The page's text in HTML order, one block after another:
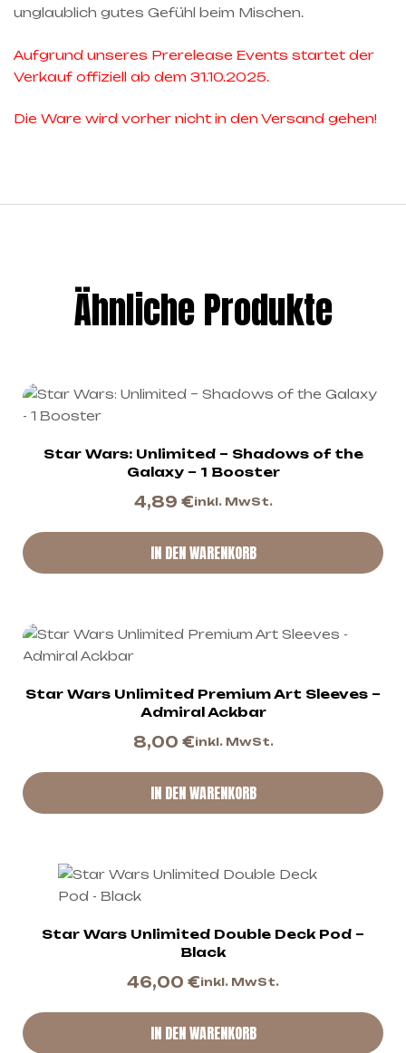
unglaublich gutes Gefühl beim Mischen.
Aufgrund unseres Prerelease Events startet der
Verkauf offiziell ab dem 31.10.2025.
Die Ware wird vorher nicht in den Versand gehen!
Ähnliche Produkte
Star Wars: Unlimited – Shadows of the
Galaxy – 1 Booster
4,89 €inkl. MwSt.
IN DEN WARENKORB
Star Wars Unlimited Premium Art Sleeves –
Admiral Ackbar
8,00 €inkl. MwSt.
IN DEN WARENKORB
Star Wars Unlimited Double Deck Pod –
Black
46,00 €inkl. MwSt.
IN DEN WARENKORB